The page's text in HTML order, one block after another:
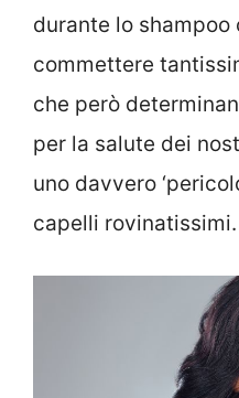
durante lo shampoo
commettere
che però
per la salute dei
uno davvero
capelli rovinatissimi.